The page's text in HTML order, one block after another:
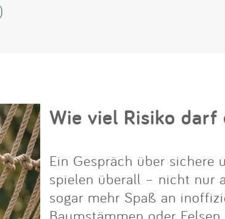
Wie viel Risiko
Ein Gespräch über sichere
spielen überall – nicht nur
sogar mehr Spaß an
Baumstämmen oder